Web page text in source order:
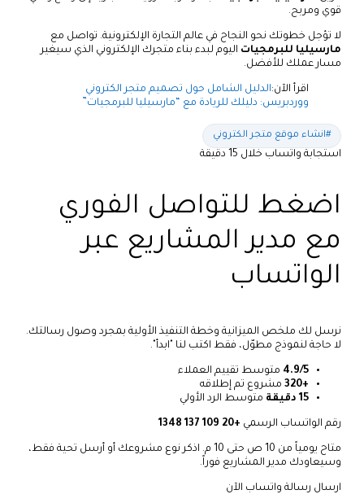
قوي ومربح.
لا تؤجل خطوتك نحو النجاح في عالم التجارة الإلكترونية. تواصل مع
مارسيليا للبرمجيات اليوم لبدء بناء متجرك الإلكتروني الذي سيغير
مسار عملك للأفضل.
اقرأ الآن:الدليل الشامل حول تصميم متجر الكتروني
ووردبريس: دليلك للريادة مع “مارسيليا للبرمجيات”
#انشاء موقع متجر الكتروني
استجابة واتساب خلال 15 دقيقة
اضغط للتواصل الفوري
مع مدير المشاريع عبر
الواتساب
نرسل لك ملخص الميزانية وخطة التنفيذ الأولية بمجرد وصول رسالتك.
لا حاجة لنموذج مطوّل، فقط اكتب لنا "ابدأ".
4.9/5 متوسط تقييم العملاء
+320
مشروع تم إطلاقه
15 دقيقة
متوسط الرد الأولي
رقم الواتساب الرسمي +20 109 137 1348
متاح يومياً من 10 ص حتى 10 م. اذكر نوع مشروعك أو أرسل تحية فقط،
وسيعاودك مدير المشاريع فوراً.
ارسال رسالة واتساب الآن